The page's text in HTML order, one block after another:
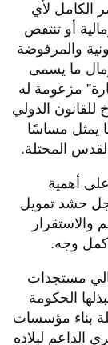
الكامل لأي
أو تنتقص
والمرفوضة
ما يسمى
مزعومة له
الدولي
يمثل مساسًا
المحتلة.
أهمية
حشد تمويل
والاستقرار
وجه.
مستجدات
الحكومة
بناء مؤسسات
الداعم لبلاده